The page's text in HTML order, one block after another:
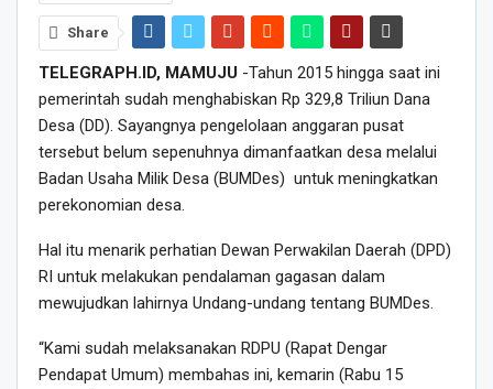
Share
TELEGRAPH.ID, MAMUJU -Tahun 2015 hingga saat ini
pemerintah sudah menghabiskan Rp 329,8 Triliun Dana
Desa (DD). Sayangnya pengelolaan anggaran pusat
tersebut belum sepenuhnya dimanfaatkan desa melalui
Badan Usaha Milik Desa (BUMDes) untuk meningkatkan
perekonomian desa.
Hal itu menarik perhatian Dewan Perwakilan Daerah (DPD)
RI untuk melakukan pendalaman gagasan dalam
mewujudkan lahirnya Undang-undang tentang BUMDes.
“Kami sudah melaksanakan RDPU (Rapat Dengar
Pendapat Umum) membahas ini, kemarin (Rabu 15